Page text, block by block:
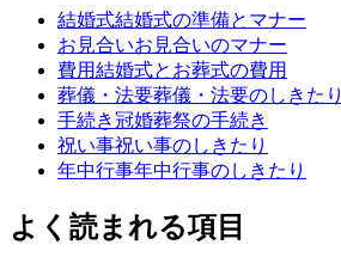
結婚式結婚式の準備とマナー
お見合いお見合いのマナー
費用結婚式とお葬式の費用
葬儀・法要葬儀・法要のしきたり
手続き冠婚葬祭の手続き
祝い事祝い事のしきたり
年中行事年中行事のしきたり
よく読まれる項目